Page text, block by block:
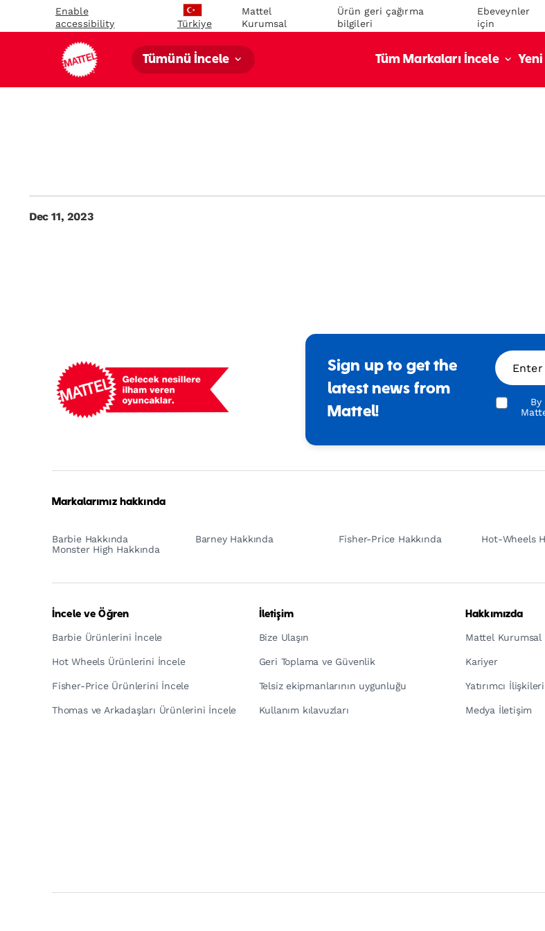
Enable
accessibility
Türkiye
Mattel
Kurumsal
Ürün geri çağırma
bilgileri
Ebeveynler
için
Tümünü İncele Tüm Markaları İncele
Dec 11, 2023
Sign up to get the
latest news from
Mattel!
Markalarımız hakkında
Barbie Hakkında Barney Hakkında Fisher-Price Hakkında Hot-Wheels
Monster High Hakkında
İncele ve Öğren
Barbie Ürünlerini İncele
Hot Wheels Ürünlerini İncele
Fisher-Price Ürünlerini İncele
Thomas ve Arkadaşları Ürünlerini İncele
İletişim
Bize Ulaşın
Geri Toplama ve Güvenlik
Telsiz ekipmanlarının uygunluğu
Kullanım kılavuzları
Hakkımızda
Mattel Kurumsal
Kariyer
Yatırımcı İlişkileri
Medya İletişim